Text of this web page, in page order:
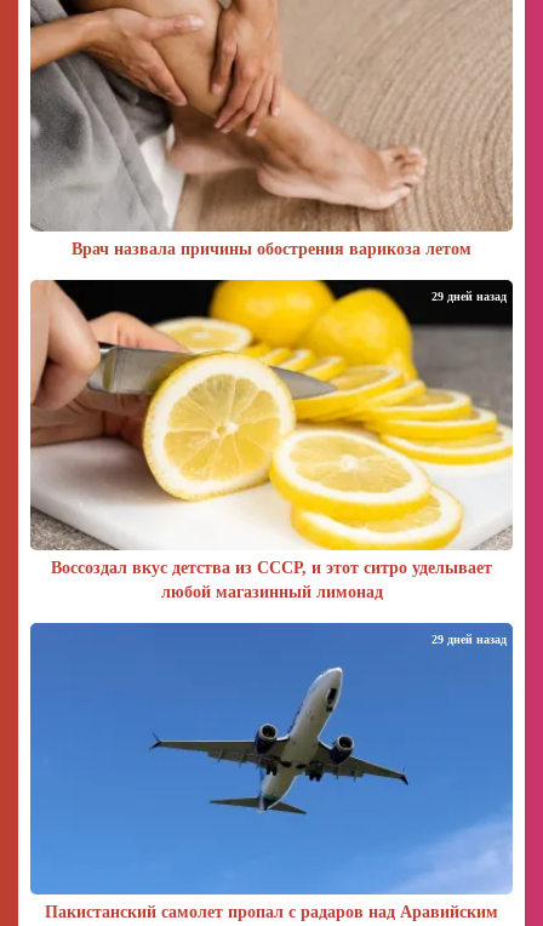
Врач назвала причины обострения варикоза летом
Воссоздал вкус детства из СССР, и этот ситро уделывает
любой магазинный лимонад
29 дней назад
Пакистанский самолет пропал с радаров над Аравийским
29 дней назад